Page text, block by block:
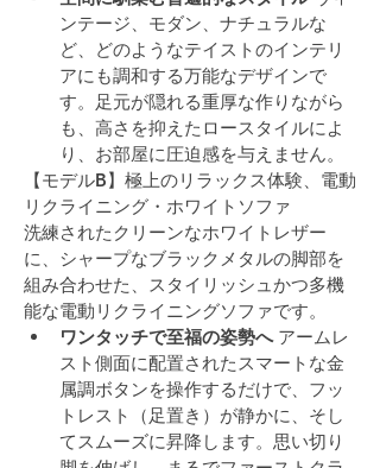
ンテージ、モダン、ナチュラルな
ど、どのようなテイストのインテリ
アにも調和する万能なデザインで
す。足元が隠れる重厚な作りながら
も、高さを抑えたロースタイルによ
り、お部屋に圧迫感を与えません。
【モデルB】極上のリラックス体験、電動
リクライニング・ホワイトソファ
洗練されたクリーンなホワイトレザー
に、シャープなブラックメタルの脚部を
組み合わせた、スタイリッシュかつ多機
能な電動リクライニングソファです。
ワンタッチで至福の姿勢へ アームレ
スト側面に配置されたスマートな金
属調ボタンを操作するだけで、フッ
トレスト（足置き）が静かに、そし
てスムーズに昇降します。思い切り